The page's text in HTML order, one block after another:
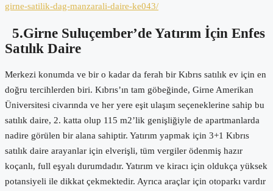
girne-satilik-dag-manzarali-daire-ke043/
5.Girne Suluçember’de Yatırım İçin Enfes
Satılık Daire
Merkezi konumda ve bir o kadar da ferah bir Kıbrıs satılık ev için en
doğru tercihlerden biri. Kıbrıs’ın tam göbeğinde, Girne Amerikan
Üniversitesi civarında ve her yere eşit ulaşım seçeneklerine sahip bu
satılık daire, 2. katta olup 115 m2’lik genişliğiyle de apartmanlarda
nadire görülen bir alana sahiptir. Yatırım yapmak için 3+1 Kıbrıs
satılık daire arayanlar için elverişli, tüm vergiler ödenmiş hazır
koçanlı, full eşyalı durumdadır. Yatırım ve kiracı için oldukça yüksek
potansiyeli ile dikkat çekmektedir. Ayrıca araçlar için otoparkı vardır